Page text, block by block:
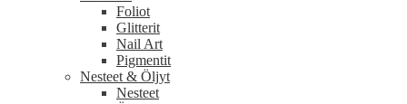
Foliot
Glitterit
Nail Art
Pigmentit
Nesteet & Öljyt
Nesteet